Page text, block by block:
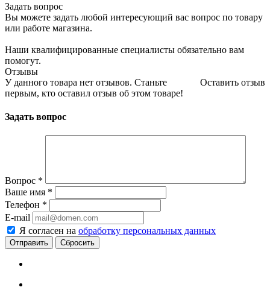
Задать вопрос
Вы можете задать любой интересующий вас вопрос по товару
или работе магазина.
Наши квалифицированные специалисты обязательно вам
помогут.
Отзывы
Оставить отзыв
У данного товара нет отзывов. Станьте
первым, кто оставил отзыв об этом товаре!
Задать вопрос
Вопрос *
Ваше имя *
Телефон *
E-mail
Я согласен на обработку персональных данных
Сбросить